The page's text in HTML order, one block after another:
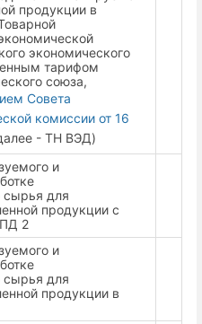
продукции в
экономического
тарифом
союза,
Совета
комиссии от 16
- ТН ВЭД)
и
сырья для
продукции с
2
и
сырья для
продукции в